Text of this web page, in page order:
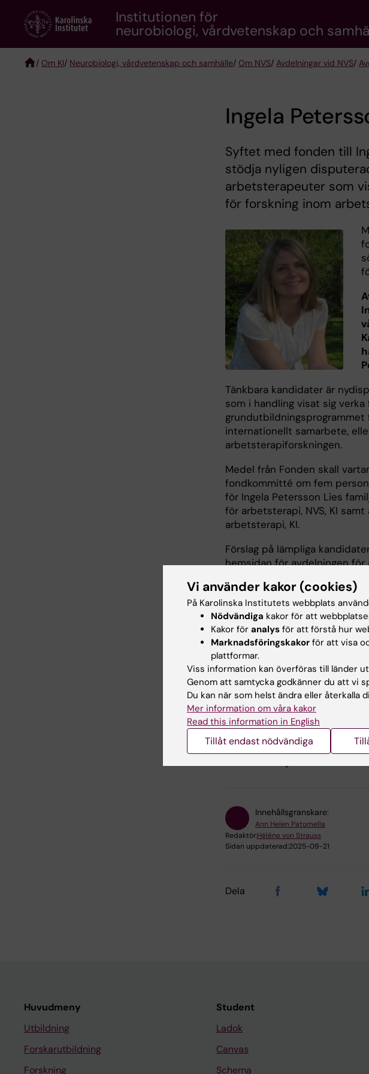
content
Institutionen för
neurobiologi, vårdvetenskap och
/ Om KI/ Neurobiologi, vårdvetenskap och samhälle/ Om NVS/ Avdelningar vid NVS/
Ingela
Syftet med fonden till
stödja nyligen
arbetsterapeuter som
för forskning inom
Tänkbara kandidater är
som i handling visat sig
internationellt samarbete,
arbetsterapiforskningen.
Medel från Fonden skall
fondkommitté om fem
för Ingela Petersson Lies
för arbetsterapi, NVS, KI
arbetsterapi, KI.
Förslag på lämpliga
hemsidan för avdelningen
även stipendiaten håller en
arbetsterapi.
Se ansökningshandlingar och
dokument nedan.
Detta är sista gången
stället kan man skänka
*Mednydisputerad
år före sista ansökningsdag.
Innehållsgranskare:
Ann Helen Patomella
Redaktör:Héléne von Strauss
Sidan uppdaterad:2025-09-21
Dela
Huvudmeny
Utbildning
Forskarutbildning
Forskning
Student
Ladok
Canvas
Schema
Vi använder kakor (cookies)
På Karolinska Institutets webbplats
Nödvändiga kakor för att
Kakor för analys för att förstå hur
Marknadsföringskakor för att visa
plattformar.
Viss information kan överföras till länder
Genom att samtycka godkänner du att vi
Du kan när som helst ändra eller återkalla
Mer information om våra kakor
Read this information in English
Tillåt endast nödvändiga